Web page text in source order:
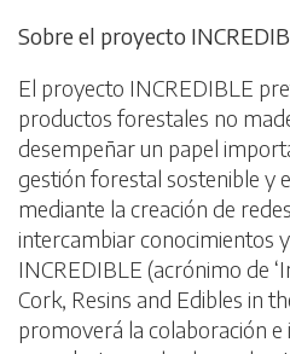
Sobre el proyecto
El proyecto INCREDIBLE
productos forestales no
desempeñar un papel
gestión forestal sostenible y
mediante la creación de
intercambiar conocimientos
INCREDIBLE (acrónimo de
Cork, Resins and Edibles in
promoverá la colaboración